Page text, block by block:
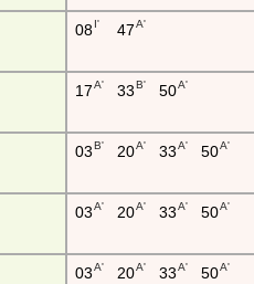
08I' 47A'
17A' 33B' 50A'
03B' 20A' 33 A' 50A'
03A' 20A' 33 A' 50A'
03A' 20A' 33 A' 50A'